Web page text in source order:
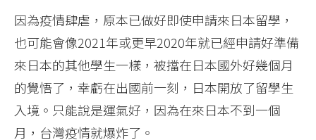
因為疫情肆虐，原本已做好即使申請來日本留學，
也可能會像2021年或更早2020年就已經申請好準備
來日本的其他學生一樣，被擋在日本國外好幾個月
的覺悟了，幸虧在出國前一刻，日本開放了留學生
入境。只能說是運氣好，因為在來日本不到一個
月，台灣疫情就爆炸了。